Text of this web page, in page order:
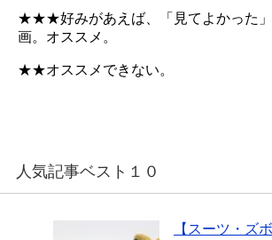
★★★好みがあえば、「見てよかった」
画。オススメ。
★★オススメできない。
人気記事ベスト１０
【スーツ・ズ